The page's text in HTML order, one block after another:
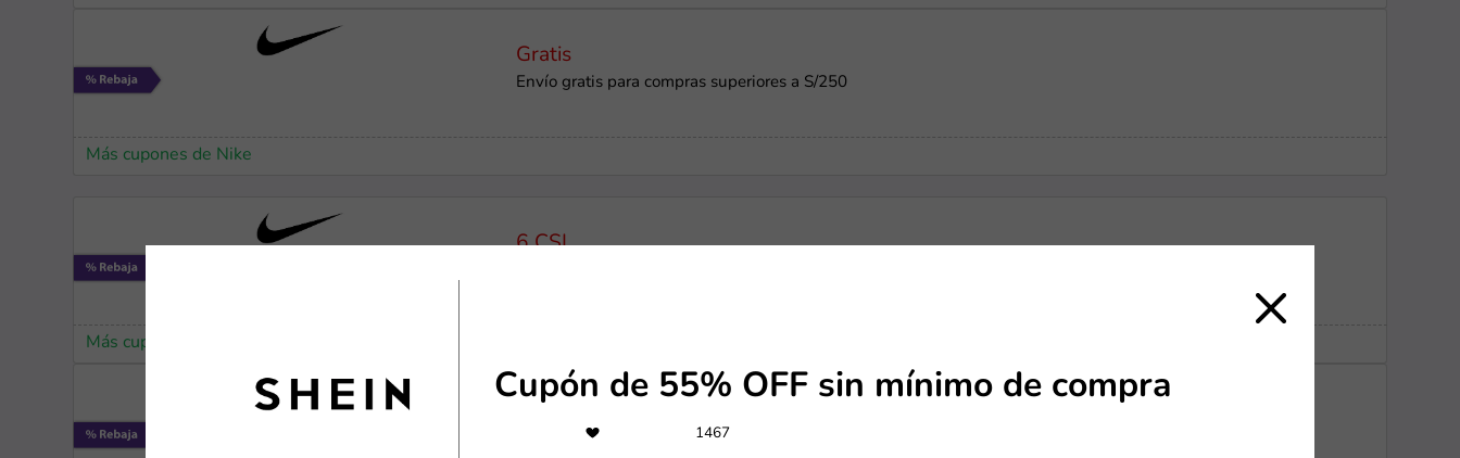
Gratis
Envío gratis para compras superiores a S/250
Más cupones de Nike
6 CSI
Más cupones de Nike
-50%
Ofertas Nike de hasta 50% OFF
Cupón de 55% OFF sin mínimo de compra
1467